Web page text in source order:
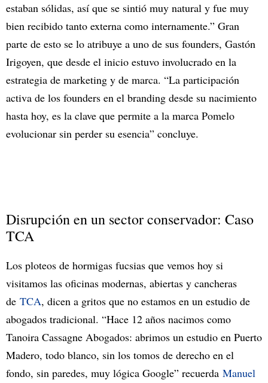
estaban sólidas, así que se sintió muy natural y fue muy
bien recibido tanto externa como internamente.” Gran
parte de esto se lo atribuye a uno de sus founders, Gastón
Irigoyen, que desde el inicio estuvo involucrado en la
estrategia de marketing y de marca. “La participación
activa de los founders en el branding desde su nacimiento
hasta hoy, es la clave que permite a la marca Pomelo
evolucionar sin perder su esencia” concluye.
Disrupción en un sector conservador: Caso
TCA
Los ploteos de hormigas fucsias que vemos hoy si
visitamos las oficinas modernas, abiertas y cancheras
de TCA, dicen a gritos que no estamos en un estudio de
abogados tradicional. “Hace 12 años nacimos como
Tanoira Cassagne Abogados: abrimos un estudio en Puerto
Madero, todo blanco, sin los tomos de derecho en el
fondo, sin paredes, muy lógica Google” recuerda Manuel